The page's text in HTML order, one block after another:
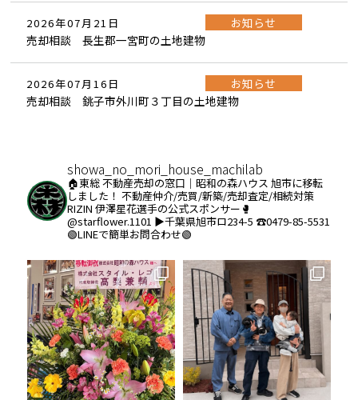
2026年07月21日
お知らせ
売却相談 長生郡一宮町の土地建物
2026年07月16日
お知らせ
売却相談 銚子市外川町３丁目の土地建物
showa_no_mori_house_machilab
🏠東総 不動産売却の窓口｜昭和の森ハウス 旭市に移転
しました！ 不動産仲介/売買/新築/売却査定/相続対策
RIZIN 伊澤星花選手の公式スポンサー🥊
@starflower.1101 ▶︎千葉県旭市ロ234-5 ☎️0479-85-5531
🟢LINEで簡単お問合わせ🟢